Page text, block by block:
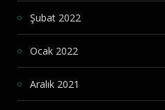
Şubat 2022
Ocak 2022
Aralık 2021